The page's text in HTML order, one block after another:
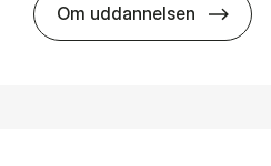
Om uddannelsen